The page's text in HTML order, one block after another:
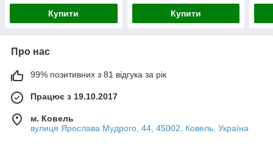
Купити Купити
Про нас
99% позитивних з 81 відгука за рік
Працює з 19.10.2017
м. Ковель
вулиця Ярослава Мудрого, 44, 45002, Ковель, Україна